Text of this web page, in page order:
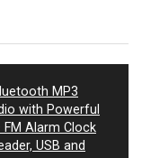
MP3
with Powerful
Alarm Clock
USB and